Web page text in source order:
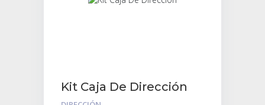
Kit Caja De Dirección